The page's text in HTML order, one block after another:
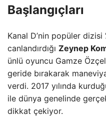
Başlangıçları
Kanal D’nin popüler dizisi
canlandırdığı Zeynep
ünlü oyuncu Gamze
geride bırakarak
verdi. 2017 yılında
ile dünya genelinde
dikkat çekiyor.